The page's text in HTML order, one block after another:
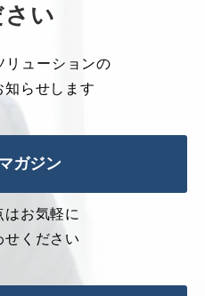
さい
リューションの
知らせします
ガジン
はお気軽に
せください